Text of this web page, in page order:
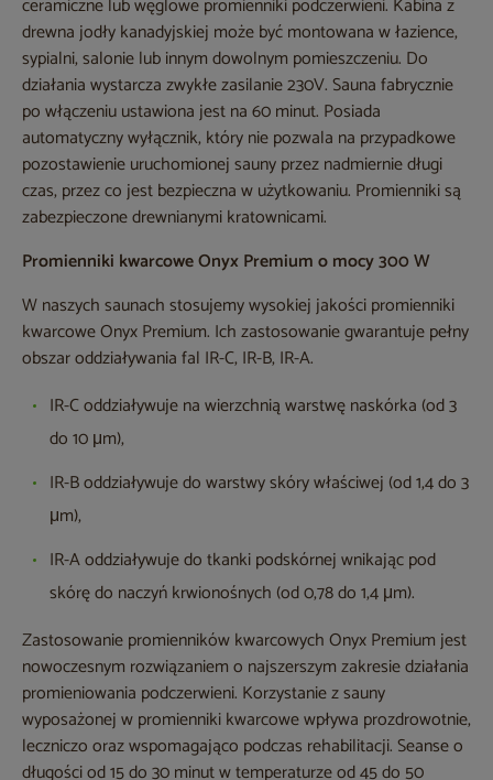
ceramiczne lub węglowe promienniki podczerwieni. Kabina z
drewna jodły kanadyjskiej może być montowana w łazience,
sypialni, salonie lub innym dowolnym pomieszczeniu. Do
działania wystarcza zwykłe zasilanie 230V. Sauna fabrycznie
po włączeniu ustawiona jest na 60 minut. Posiada
automatyczny wyłącznik, który nie pozwala na przypadkowe
pozostawienie uruchomionej sauny przez nadmiernie długi
czas, przez co jest bezpieczna w użytkowaniu. Promienniki są
zabezpieczone drewnianymi kratownicami.
Promienniki kwarcowe Onyx Premium o mocy 300 W
W naszych saunach stosujemy wysokiej jakości promienniki
kwarcowe Onyx Premium. Ich zastosowanie gwarantuje pełny
obszar oddziaływania fal IR-C, IR-B, IR-A.
IR-C oddziaływuje na wierzchnią warstwę naskórka (od 3
do 10 μm),
IR-B oddziaływuje do warstwy skóry właściwej (od 1,4 do 3
μm),
IR-A oddziaływuje do tkanki podskórnej wnikając pod
skórę do naczyń krwionośnych (od 0,78 do 1,4 μm).
Zastosowanie promienników kwarcowych Onyx Premium jest
nowoczesnym rozwiązaniem o najszerszym zakresie działania
promieniowania podczerwieni. Korzystanie z sauny
wyposażonej w promienniki kwarcowe wpływa prozdrowotnie,
leczniczo oraz wspomagająco podczas rehabilitacji. Seanse o
długości od 15 do 30 minut w temperaturze od 45 do 50